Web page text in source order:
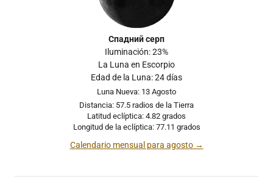
Спадний серп
Iluminación: 23%
La Luna en Escorpio
Edad de la Luna: 24 días
Luna Nueva: 13 Agosto
Distancia: 57.5 radios de la Tierra
Latitud eclíptica: 4.82 grados
Longitud de la eclíptica: 77.11 grados
Calendario mensual para agosto →